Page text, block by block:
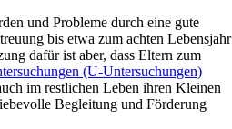
und Probleme durch eine gute
bis etwa zum achten Lebensjahr
dafür ist aber, dass Eltern zum
(U-Untersuchungen)
im restlichen Leben ihren Kleinen
Begleitung und Förderung